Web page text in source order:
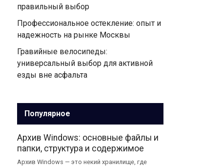
правильный выбор
Профессиональное остекление: опыт и
надежность на рынке Москвы
Гравийные велосипеды:
универсальный выбор для активной
езды вне асфальта
Популярное
Архив Windows: основные файлы и
папки, структура и содержимое
Архив Windows — это некий хранилище, где